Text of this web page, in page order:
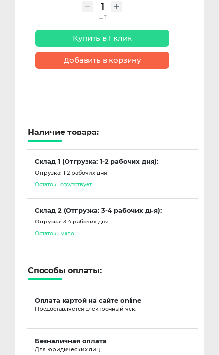
шт
Купить в 1 клик
Добавить в корзину
Наличие товара:
Склад 1 (Отгрузка: 1-2 рабочих дня):
Отгрузка: 1-2 рабочих дня
Остаток: отсутствует
Склад 2 (Отгрузка: 3-4 рабочих дня):
Отгрузка: 3-4 рабочих дня
Остаток: мало
Способы оплаты:
Оплата картой на сайте online
Предоставляется электронный чек.
Безналичная оплата
Для юридических лиц.